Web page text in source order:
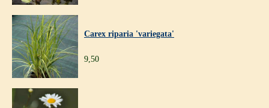
Carex riparia 'variegata'
9,50